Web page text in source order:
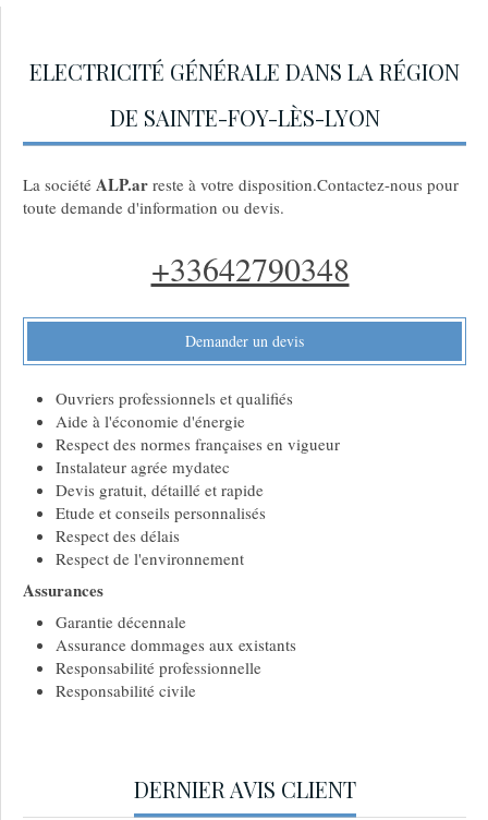
ELECTRICITÉ GÉNÉRALE DANS LA RÉGION
DE SAINTE-FOY-LÈS-LYON
La société ALP.ar reste à votre disposition.Contactez-nous pour
toute demande d'information ou devis.
+33642790348
Demander un devis
Ouvriers professionnels et qualifiés
Aide à l'économie d'énergie
Respect des normes françaises en vigueur
Instalateur agrée mydatec
Devis gratuit, détaillé et rapide
Etude et conseils personnalisés
Respect des délais
Respect de l'environnement
Assurances
Garantie décennale
Assurance dommages aux existants
Responsabilité professionnelle
Responsabilité civile
DERNIER AVIS CLIENT